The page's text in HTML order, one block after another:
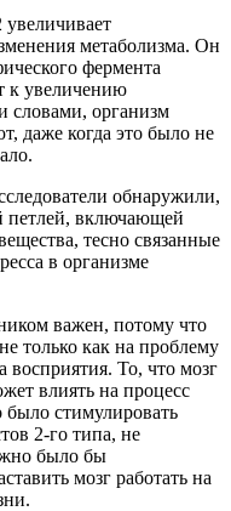
метаболизма. Он
фермента
к увеличению
словами, организм
даже когда это было не
обнаружили,
петлей, включающей
тесно связанные
в организме
важен, потому что
только как на проблему
То, что мозг
влиять на процесс
стимулировать
2-го типа, не
было бы
мозг работать на